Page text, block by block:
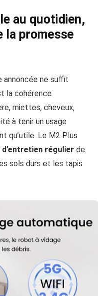
au quotidien,
la promesse
annoncée ne suffit
la cohérence
miettes, cheveux,
à tenir un usage
qu’utile. Le M2 Plus
régulier de
sols durs et les tapis